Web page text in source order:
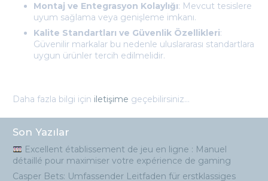
Montaj ve Entegrasyon Kolaylığı: Mevcut tesislere
uyum sağlama veya genişleme imkanı.
Kalite Standartları ve Güvenlik Özellikleri:
Güvenilir markalar bu nedenle uluslararası standartlara
uygun ürünler tercih edilmelidir.
Daha fazla bilgi için iletişime geçebilirsiniz…
Son Yazılar
Excellent établissement de jeu en ligne : Manuel
détaillé pour maximiser votre expérience de gaming
Casper Bets: Umfassender Leitfaden für erstklassiges